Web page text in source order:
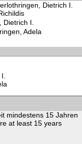
Dietrich I.
I.
Adela
mindestens 15 Jahren
at least 15 years